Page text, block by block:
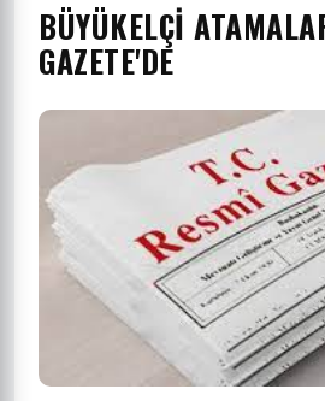
BÜYÜKELÇI
GAZETE'DE